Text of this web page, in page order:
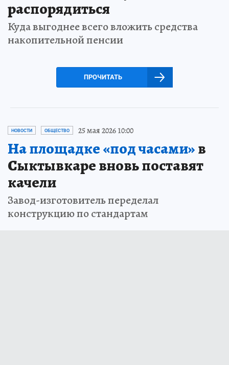
распорядиться
Куда выгоднее всего вложить средства
накопительной пенсии
ПРОЧИТАТЬ
НОВОСТИ ОБЩЕСТВО 25 мая 2026 10:00
На площадке «под часами»в
Сыктывкаре вновь поставят
качели
Завод-изготовитель переделал
конструкцию по стандартам